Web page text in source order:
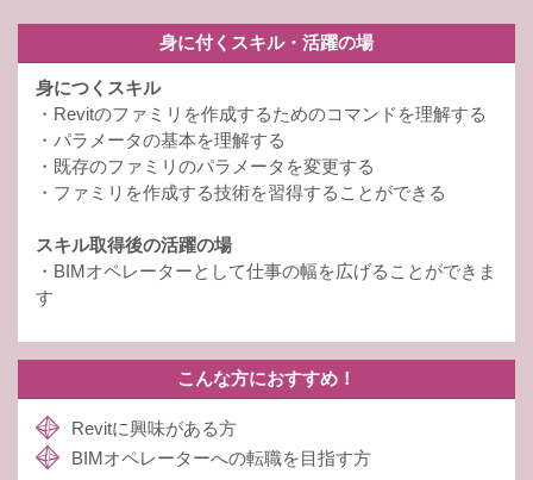
身に付くスキル・活躍の場
身につくスキル
・Revitのファミリを作成するためのコマンドを理解する
・パラメータの基本を理解する
・既存のファミリのパラメータを変更する
・ファミリを作成する技術を習得することができる
スキル取得後の活躍の場
・BIMオペレーターとして仕事の幅を広げることができま
す
こんな方におすすめ！
Revitに興味がある方
BIMオペレーターへの転職を目指す方